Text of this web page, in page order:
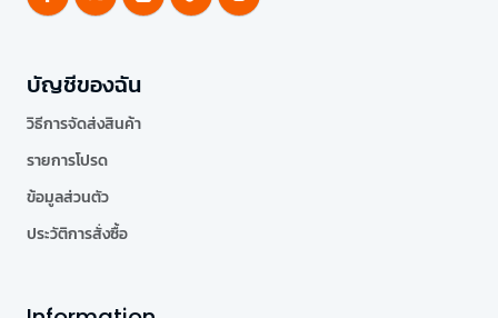
บัญชีของฉัน
วิธีการจัดส่งสินค้า
รายการโปรด
ข้อมูลส่วนตัว
ประวัติการสั่งซื้อ